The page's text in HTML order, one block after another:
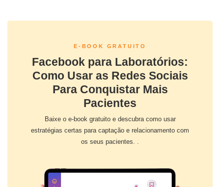
E-BOOK GRATUITO
Facebook para Laboratórios:
Como Usar as Redes Sociais
Para Conquistar Mais
Pacientes
Baixe o e-book gratuito e descubra como usar
estratégias certas para captação e relacionamento com
os seus pacientes. .